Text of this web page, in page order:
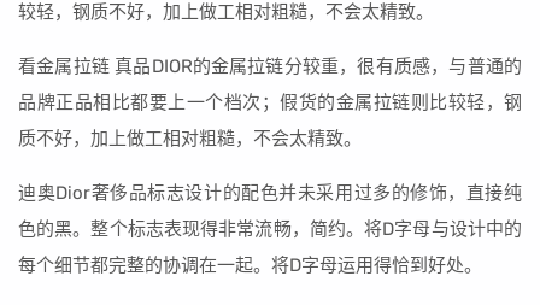
较轻，钢质不好，加上做工相对粗糙，不会太精致。
看金属拉链 真品DIOR的金属拉链分较重，很有质感，与普通的
品牌正品相比都要上一个档次；假货的金属拉链则比较轻，钢
质不好，加上做工相对粗糙，不会太精致。
迪奥Dior奢侈品标志设计的配色并未采用过多的修饰，直接纯
色的黑。整个标志表现得非常流畅，简约。将D字母与设计中的
每个细节都完整的协调在一起。将D字母运用得恰到好处。